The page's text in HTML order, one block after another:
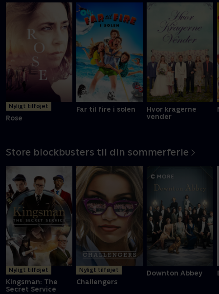
En FBI-agent må tilsidesætte sine værdier for at overleve i
prisbelønnet actionfilm
Mere info
Nyligt tilføjet
Rose
Far til fire i solen
Hvor kragerne
vender
Store blockbusters til din sommerferie
Nyligt tilføjet
Kingsman: The
Secret Service
Nyligt tilføjet
Challengers
Downton Abbey